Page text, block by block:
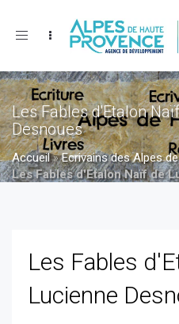
Toggle
Les Fables d'Etalon
Desnoues
Accueil»Ecrivains des Alpes
Les Fables d'Etalon Naïf de
Les Fables
Lucienne